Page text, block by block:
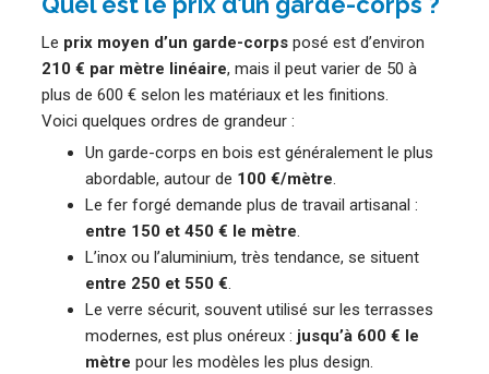
Le prix moyen d’un garde-corps posé est d’environ
210 € par mètre linéaire, mais il peut varier de 50 à
plus de 600 € selon les matériaux et les finitions.
Voici quelques ordres de grandeur :
Un garde-corps en bois est généralement le plus
abordable, autour de 100 €/mètre.
Le fer forgé demande plus de travail artisanal :
entre 150 et 450 € le mètre.
L’inox ou l’aluminium, très tendance, se situent
entre 250 et 550 €.
Le verre sécurit, souvent utilisé sur les terrasses
modernes, est plus onéreux : jusqu’à 600 € le
mètre pour les modèles les plus design.